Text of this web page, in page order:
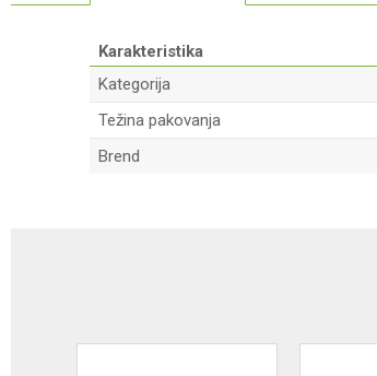
Karakteristika
Kategorija
Težina pakovanja
Brend